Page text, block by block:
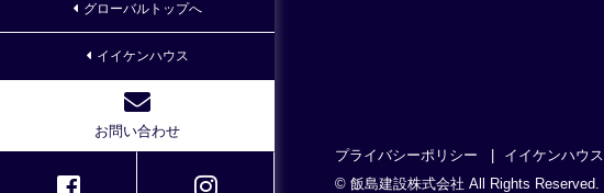
グローバルトップへ
イイケンハウス
お問い合わせ
プライバシーポリシー
イイケンハウス
© 飯島建設株式会社 All Rights Reserved.